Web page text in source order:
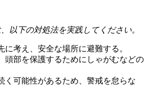
以下の対処法を実践してください。
に考え、安全な場所に避難する。
頭部を保護するためにしゃがむなどの
く可能性があるため、警戒を怠らな